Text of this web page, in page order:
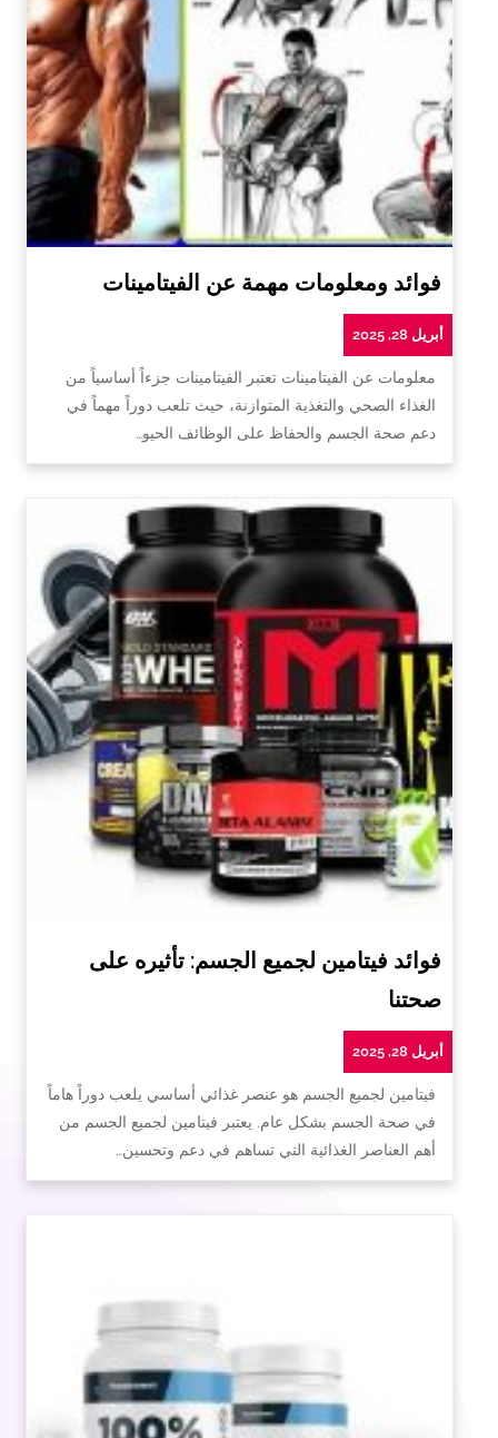
فوائد ومعلومات مهمة عن الفيتامينات
أبريل 28, 2025
معلومات عن الفيتامينات تعتبر الفيتامينات جزءاً أساسياً من
الغذاء الصحي والتغذية المتوازنة، حيث تلعب دوراً مهماً في
دعم صحة الجسم والحفاظ على الوظائف الحيو…
فوائد فيتامين لجميع الجسم: تأثيره على
صحتنا
أبريل 28, 2025
فيتامين لجميع الجسم هو عنصر غذائي أساسي يلعب دوراً هاماً
في صحة الجسم بشكل عام. يعتبر فيتامين لجميع الجسم من
أهم العناصر الغذائية التي تساهم في دعم وتحسين…